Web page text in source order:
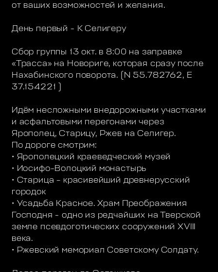
от ваших возможностей и желания.
День первый - К Селигеру
Сбор группы 13 окт. в 8:00 на заправке
«Трасса» на Новориге, которая сразу после
Нахабинского поворота. (N 55.782762, E
37.154221 )
Идём несложными внедорожными участками
и асфальтовыми перегонами через
Ярополец, Старицу, Ржев на Селигер.
По дороге смотрим:
• Ярополецкий краеведческий музей
• Иосифо-Волоцкий монастырь
• Старица – красивейший древнерусский
городок
• Усадьба Красное. Храм Преображения
Господня - одно из редчайших на Тверской
земле псевдоготических сооружений XVIII
века.
• Ржевский мемориал Советскому Солдату.